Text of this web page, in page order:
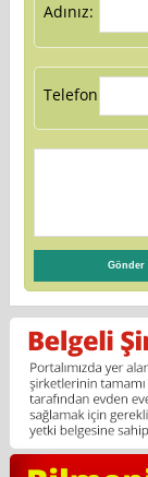
Adınız:
Telefon: